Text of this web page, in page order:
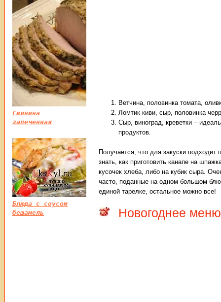
Ветчина, половинка томата,
Ломтик киви, сыр, половинка
Сыр, виноград, креветки –
продуктов.
Получается, что для закуски
знать, как приготовить канапе на
кусочек хлеба, либо на кубик сыра.
часто, поданные на одном большом
единой тарелке, остальное можно все!
Новогоднее
Свинина
запеченная
Блюда с соусом
бешамель